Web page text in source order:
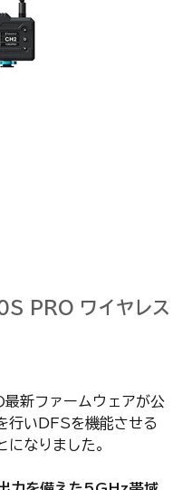
PRO ワイヤレス
新ファームウェアが公
行いDFSを機能させる
になりました。